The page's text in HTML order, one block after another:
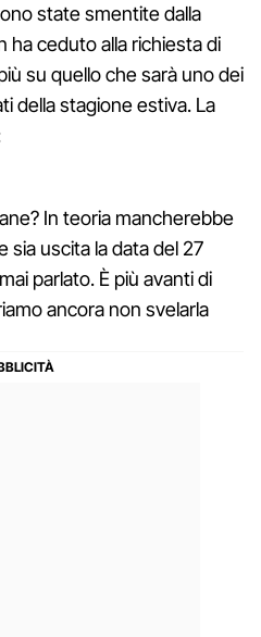
state smentite dalla
ha ceduto alla richiesta di
su quello che sarà uno dei
della stagione estiva. La
In teoria mancherebbe
sia uscita la data del 27
parlato. È più avanti di
ancora non svelarla